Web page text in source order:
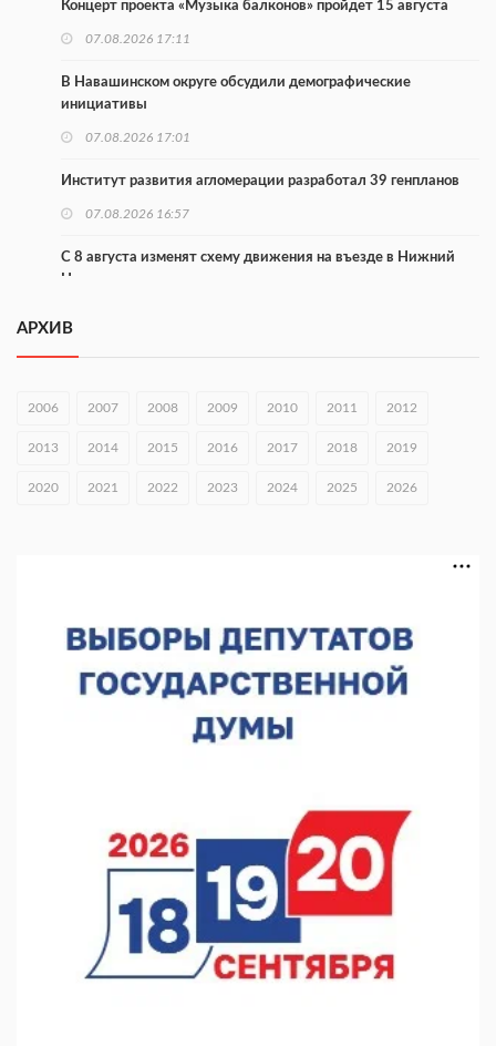
Концерт проекта «Музыка балконов» пройдет 15 августа
07.08.2026 17:11
В Навашинском округе обсудили демографические
инициативы
07.08.2026 17:01
Институт развития агломерации разработал 39 генпланов
07.08.2026 16:57
С 8 августа изменят схему движения на въезде в Нижний
Новгород
В Нижегородской области прошло заседание АТК и
07.08.2026 14:54
В Чкаловске спустили на воду «Метеор-120Р»
07.08.2026 14:01
В Нижнем Новгороде отметили 70-летие Дня строителя
07.08.2026 12:04
В Нижегородской области созданы четыре ММЦ
07.08.2026 11:46
АРХИВ
2006 2007 2008 2009 2010 2011 2012
2013 2014 2015 2016 2017 2018 2019
2020 2021 2022 2023 2024 2025 2026